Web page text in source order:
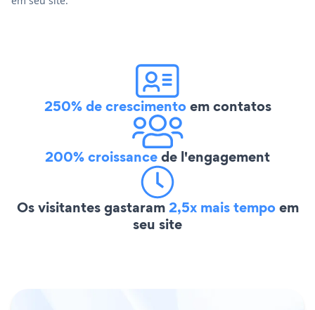
250% de crescimentoem contatos
200% croissancede l'engagement
Os visitantes gastaram2,5x mais tempoem
seu site